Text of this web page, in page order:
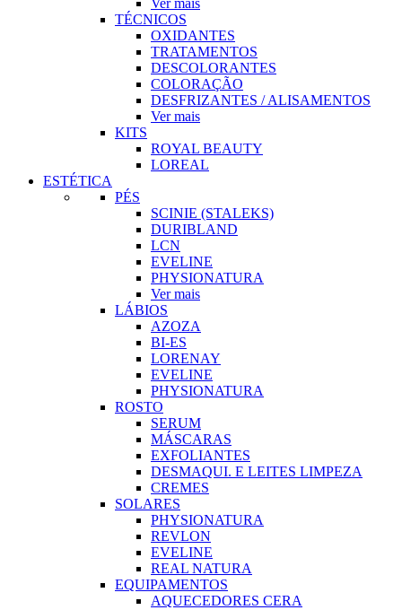
TÉCNICOS
OXIDANTES
TRATAMENTOS
DESCOLORANTES
COLORAÇÃO
DESFRIZANTES / ALISAMENTOS
Ver mais
KITS
ROYAL BEAUTY
LOREAL
ESTÉTICA
PÉS
SCINIE (STALEKS)
DURIBLAND
LCN
EVELINE
PHYSIONATURA
Ver mais
LÁBIOS
AZOZA
BI-ES
LORENAY
EVELINE
PHYSIONATURA
ROSTO
SERUM
MÁSCARAS
EXFOLIANTES
DESMAQUI. E LEITES LIMPEZA
CREMES
SOLARES
PHYSIONATURA
REVLON
EVELINE
REAL NATURA
EQUIPAMENTOS
AQUECEDORES CERA